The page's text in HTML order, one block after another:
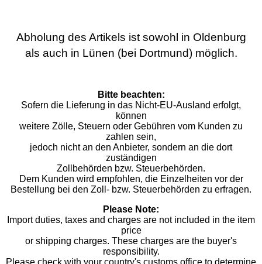
Abholung des Artikels ist sowohl in Oldenburg
als auch in Lünen (bei Dortmund) möglich.
Bitte beachten:
Sofern die Lieferung in das Nicht-EU-Ausland erfolgt,
können
weitere Zölle, Steuern oder Gebühren vom Kunden zu
zahlen sein,
jedoch nicht an den Anbieter, sondern an die dort
zuständigen
Zollbehörden bzw. Steuerbehörden.
Dem Kunden wird empfohlen, die Einzelheiten vor der
Bestellung bei den Zoll- bzw. Steuerbehörden zu erfragen.
Please Note:
Import duties, taxes and charges are not included in the item
price
or shipping charges. These charges are the buyer's
responsibility.